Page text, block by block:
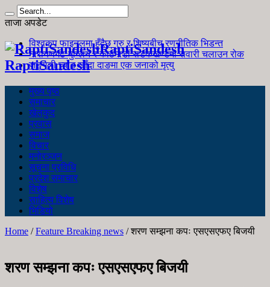
ताजा अपडेट
विश्वकप फाइनलमा हुँदैछ गुरु र शिष्यबीच रणनीतिक भिडन्त
नारायणगढ-मुग्लिन र काठमाडौं सडकखण्डमा सवारी चलाउन रोक
जङ्गली च्याउ खाँदा दाङमा एक जनाको मृत्यु
RaptiSandesh
RaptiSandesh
मुख्य पृष्ठ
समाचार
खेलकुद
प्रवास
समाज
विचार
मनोरञ्जन
सूचना प्रविधि
प्रदेश समाचार
विशेष
साहित्य विशेष
भिडियो
Home /Feature Breaking news /शरण सम्झना कपः एसएसएफए बिजयी
शरण सम्झना कपः एसएसएफए बिजयी